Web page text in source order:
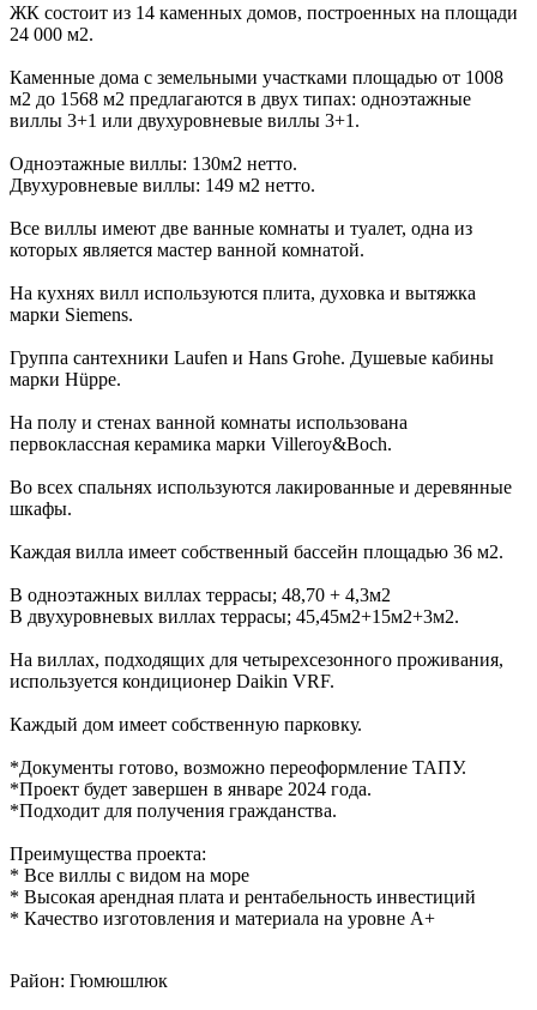
ЖК состоит из 14 каменных домов, построенных на площади
24 000 м2.
Каменные дома с земельными участками площадью от 1008
м2 до 1568 м2 предлагаются в двух типах: одноэтажные
виллы 3+1 или двухуровневые виллы 3+1.
Одноэтажные виллы: 130м2 нетто.
Двухуровневые виллы: 149 м2 нетто.
Все виллы имеют две ванные комнаты и туалет, одна из
которых является мастер ванной комнатой.
На кухнях вилл используются плита, духовка и вытяжка
марки Siemens.
Группа сантехники Laufen и Hans Grohe. Душевые кабины
марки Hüppe.
На полу и стенах ванной комнаты использована
первоклассная керамика марки Villeroy&Boch.
Во всех спальнях используются лакированные и деревянные
шкафы.
Каждая вилла имеет собственный бассейн площадью 36 м2.
В одноэтажных виллах террасы; 48,70 + 4,3м2
В двухуровневых виллах террасы; 45,45м2+15м2+3м2.
На виллах, подходящих для четырехсезонного проживания,
используется кондиционер Daikin VRF.
Каждый дом имеет собственную парковку.
*Документы готово, возможно переоформление ТАПУ.
*Проект будет завершен в январе 2024 года.
*Подходит для получения гражданства.
Преимущества проекта:
* Все виллы с видом на море
* Высокая арендная плата и рентабельность инвестиций
* Качество изготовления и материала на уровне А+
Район: Гюмюшлюк